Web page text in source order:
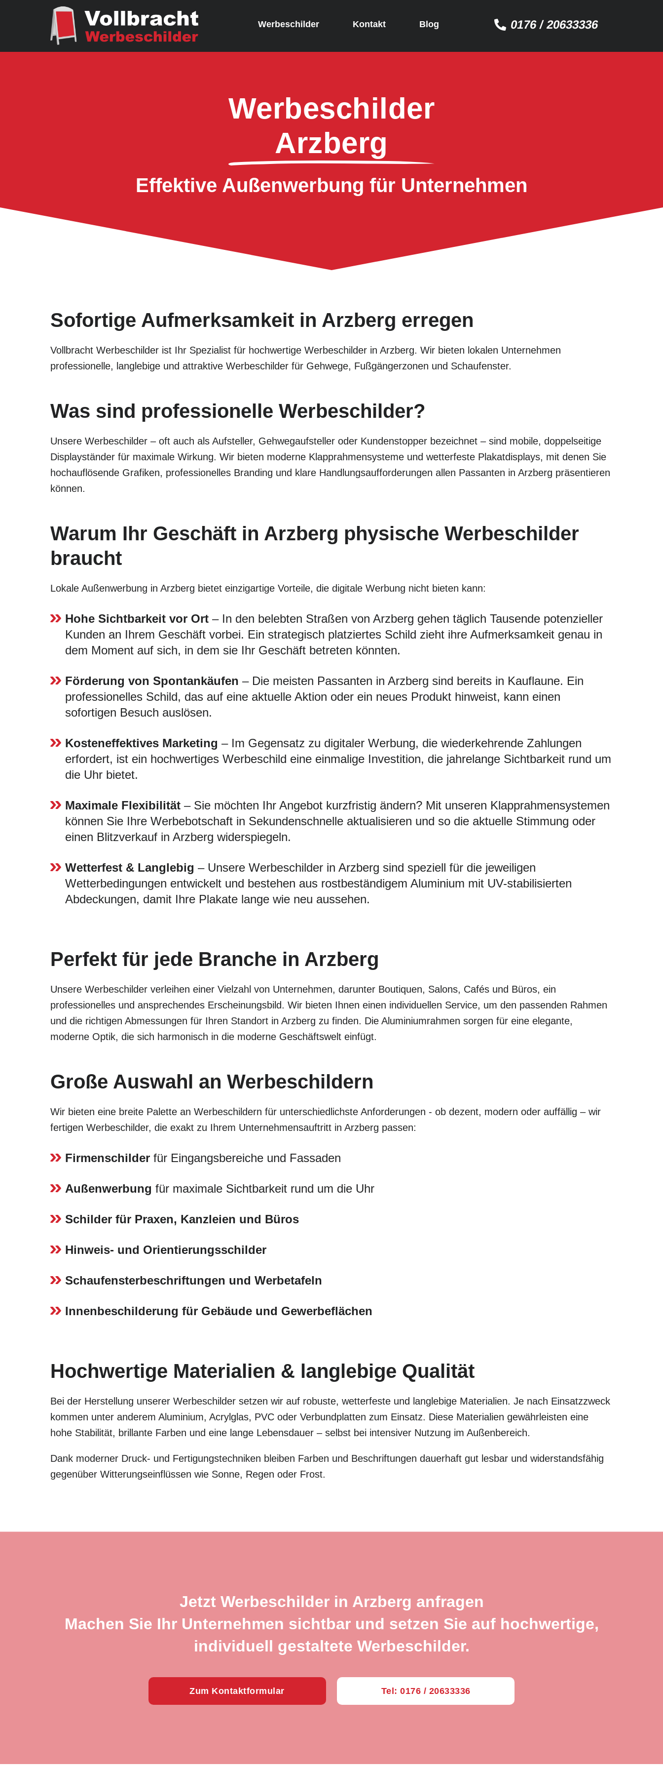
Werbeschilder Kontakt Blog 0176 / 20633336
Werbeschilder
Arzberg
Effektive Außenwerbung für Unternehmen
Sofortige Aufmerksamkeit in Arzberg erregen
Vollbracht Werbeschilder ist Ihr Spezialist für hochwertige Werbeschilder in Arzberg. Wir bieten lokalen Unternehmen
professionelle, langlebige und attraktive Werbeschilder für Gehwege, Fußgängerzonen und Schaufenster.
Was sind professionelle Werbeschilder?
Unsere Werbeschilder – oft auch als Aufsteller, Gehwegaufsteller oder Kundenstopper bezeichnet – sind mobile, doppelseitige
Displayständer für maximale Wirkung. Wir bieten moderne Klapprahmensysteme und wetterfeste Plakatdisplays, mit denen Sie
hochauflösende Grafiken, professionelles Branding und klare Handlungsaufforderungen allen Passanten in Arzberg präsentieren
können.
Warum Ihr Geschäft in Arzberg physische Werbeschilder
braucht
Lokale Außenwerbung in Arzberg bietet einzigartige Vorteile, die digitale Werbung nicht bieten kann:
Hohe Sichtbarkeit vor Ort – In den belebten Straßen von Arzberg gehen täglich Tausende potenzieller
Kunden an Ihrem Geschäft vorbei. Ein strategisch platziertes Schild zieht ihre Aufmerksamkeit genau in
dem Moment auf sich, in dem sie Ihr Geschäft betreten könnten.
Förderung von Spontankäufen – Die meisten Passanten in Arzberg sind bereits in Kauflaune. Ein
professionelles Schild, das auf eine aktuelle Aktion oder ein neues Produkt hinweist, kann einen
sofortigen Besuch auslösen.
Kosteneffektives Marketing – Im Gegensatz zu digitaler Werbung, die wiederkehrende Zahlungen
erfordert, ist ein hochwertiges Werbeschild eine einmalige Investition, die jahrelange Sichtbarkeit rund um
die Uhr bietet.
Maximale Flexibilität – Sie möchten Ihr Angebot kurzfristig ändern? Mit unseren Klapprahmensystemen
können Sie Ihre Werbebotschaft in Sekundenschnelle aktualisieren und so die aktuelle Stimmung oder
einen Blitzverkauf in Arzberg widerspiegeln.
Wetterfest & Langlebig – Unsere Werbeschilder in Arzberg sind speziell für die jeweiligen
Wetterbedingungen entwickelt und bestehen aus rostbeständigem Aluminium mit UV-stabilisierten
Abdeckungen, damit Ihre Plakate lange wie neu aussehen.
Perfekt für jede Branche in Arzberg
Unsere Werbeschilder verleihen einer Vielzahl von Unternehmen, darunter Boutiquen, Salons, Cafés und Büros, ein
professionelles und ansprechendes Erscheinungsbild. Wir bieten Ihnen einen individuellen Service, um den passenden Rahmen
und die richtigen Abmessungen für Ihren Standort in Arzberg zu finden. Die Aluminiumrahmen sorgen für eine elegante,
moderne Optik, die sich harmonisch in die moderne Geschäftswelt einfügt.
Große Auswahl an Werbeschildern
Wir bieten eine breite Palette an Werbeschildern für unterschiedlichste Anforderungen - ob dezent, modern oder auffällig – wir
fertigen Werbeschilder, die exakt zu Ihrem Unternehmensauftritt in Arzberg passen:
Firmenschilder für Eingangsbereiche und Fassaden
Außenwerbung für maximale Sichtbarkeit rund um die Uhr
Schilder für Praxen, Kanzleien und Büros
Hinweis- und Orientierungsschilder
Schaufensterbeschriftungen und Werbetafeln
Innenbeschilderung für Gebäude und Gewerbeflächen
Hochwertige Materialien & langlebige Qualität
Bei der Herstellung unserer Werbeschilder setzen wir auf robuste, wetterfeste und langlebige Materialien. Je nach Einsatzzweck
kommen unter anderem Aluminium, Acrylglas, PVC oder Verbundplatten zum Einsatz. Diese Materialien gewährleisten eine
hohe Stabilität, brillante Farben und eine lange Lebensdauer – selbst bei intensiver Nutzung im Außenbereich.
Dank moderner Druck- und Fertigungstechniken bleiben Farben und Beschriftungen dauerhaft gut lesbar und widerstandsfähig
gegenüber Witterungseinflüssen wie Sonne, Regen oder Frost.
Jetzt Werbeschilder in Arzberg anfragen
Machen Sie Ihr Unternehmen sichtbar und setzen Sie auf hochwertige,
individuell gestaltete Werbeschilder.
Zum Kontaktformular Tel: 0176 / 20633336